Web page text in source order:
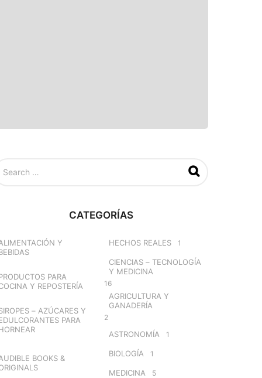
CATEGORÍAS
Y
PARA
Y REPOSTERÍA
– AZÚCARES Y
PARA
BOOKS &
HECHOS REALES 1
CIENCIAS – TECNOLOGÍA
Y MEDICINA
16
AGRICULTURA Y
GANADERÍA
2
ASTRONOMÍA 1
BIOLOGÍA 1
MEDICINA 5